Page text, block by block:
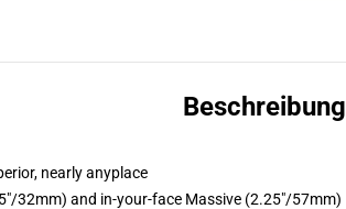
Beschreibung
nearly anyplace
32mm) and in-your-face Massive (2.25"/57mm)